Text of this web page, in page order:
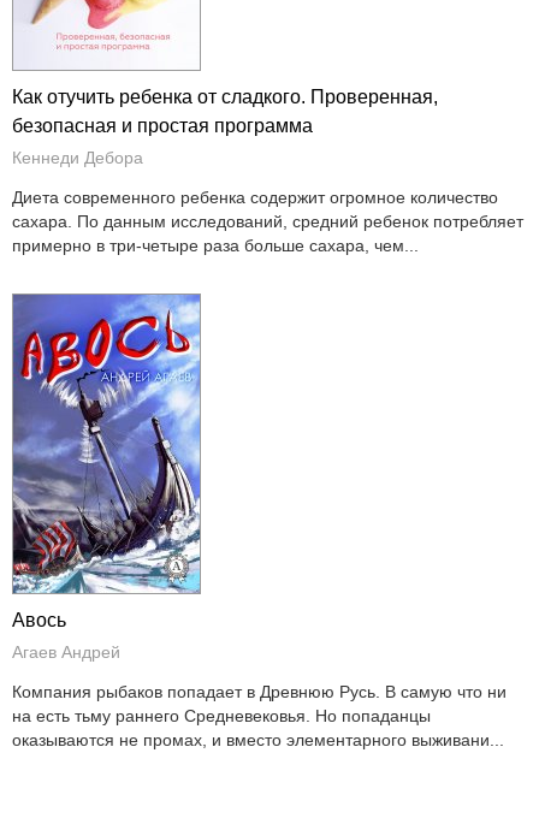
Как отучить ребенка от сладкого. Проверенная,
безопасная и простая программа
Кеннеди Дебора
Диета современного ребенка содержит огромное количество
сахара. По данным исследований, средний ребенок потребляет
примерно в три-четыре раза больше сахара, чем...
Авось
Агаев Андрей
Компания рыбаков попадает в Древнюю Русь. В самую что ни
на есть тьму раннего Средневековья. Но попаданцы
оказываются не промах, и вместо элементарного выживани...